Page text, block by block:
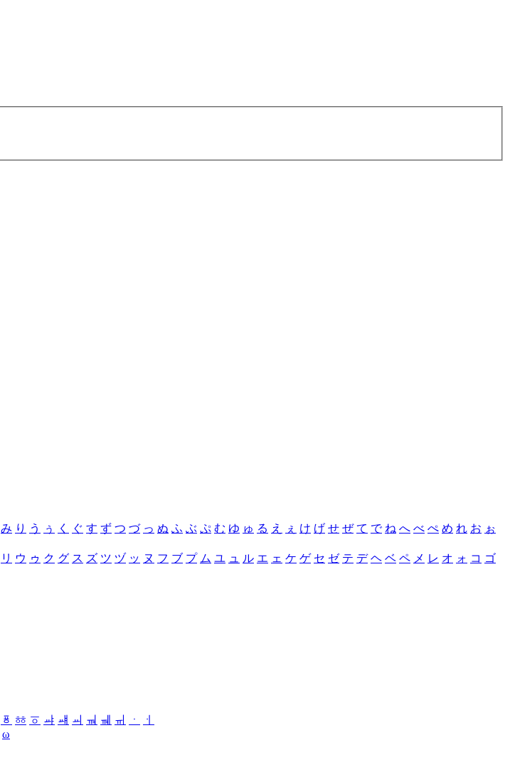
み り う ぅ く ぐ す ず つ づ っ ぬ ふ ぶ ぷ む ゆ ゅ る え ぇ け げ せ ぜ て で ね へ べ ぺ め れ お ぉ
リ ウ ゥ ク グ ス ズ ツ ヅ ッ ヌ フ ブ プ ム ユ ュ ル エ ェ ケ ゲ セ ゼ テ デ ヘ ベ ペ メ レ オ ォ コ ゴ
ㆄ ㆅ ㆆ ㆇ ㆈ ㆉ ㆊ ㆋ ㆌ ㆍ
ㆎ
ω